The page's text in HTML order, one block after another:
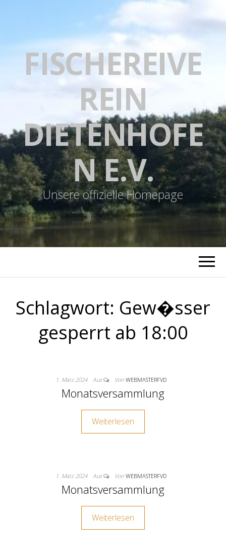
FISCHEREIVE
REIN
DIETENHOFE
N E.V.
Unsere offizielle Homepage
Schlagwort: Gew�sser
gesperrt ab 18:00
1. März 2024 Aus Von WEBMASTERFVD
Monatsversammlung
Weiterlesen
1. März 2024 Aus Von WEBMASTERFVD
Monatsversammlung
Weiterlesen